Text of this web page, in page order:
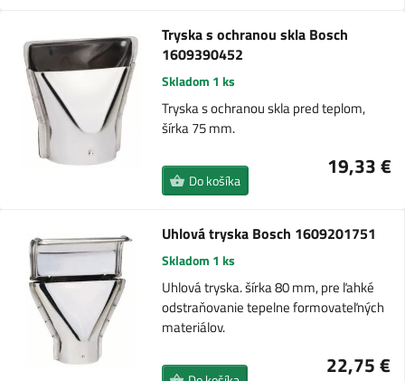
Tryska s ochranou skla Bosch
1609390452
Skladom 1 ks
Tryska s ochranou skla pred teplom,
šírka 75 mm.
19,33 €
Do košíka
Uhlová tryska Bosch 1609201751
Skladom 1 ks
Uhlová tryska. šírka 80 mm, pre ľahké
odstraňovanie tepelne formovateľných
materiálov.
22,75 €